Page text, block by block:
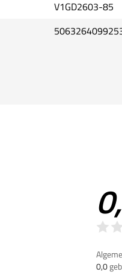
V1GD2603-85
0,0